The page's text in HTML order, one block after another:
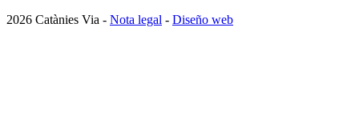
2026 Catànies Via - Nota legal - Diseño web